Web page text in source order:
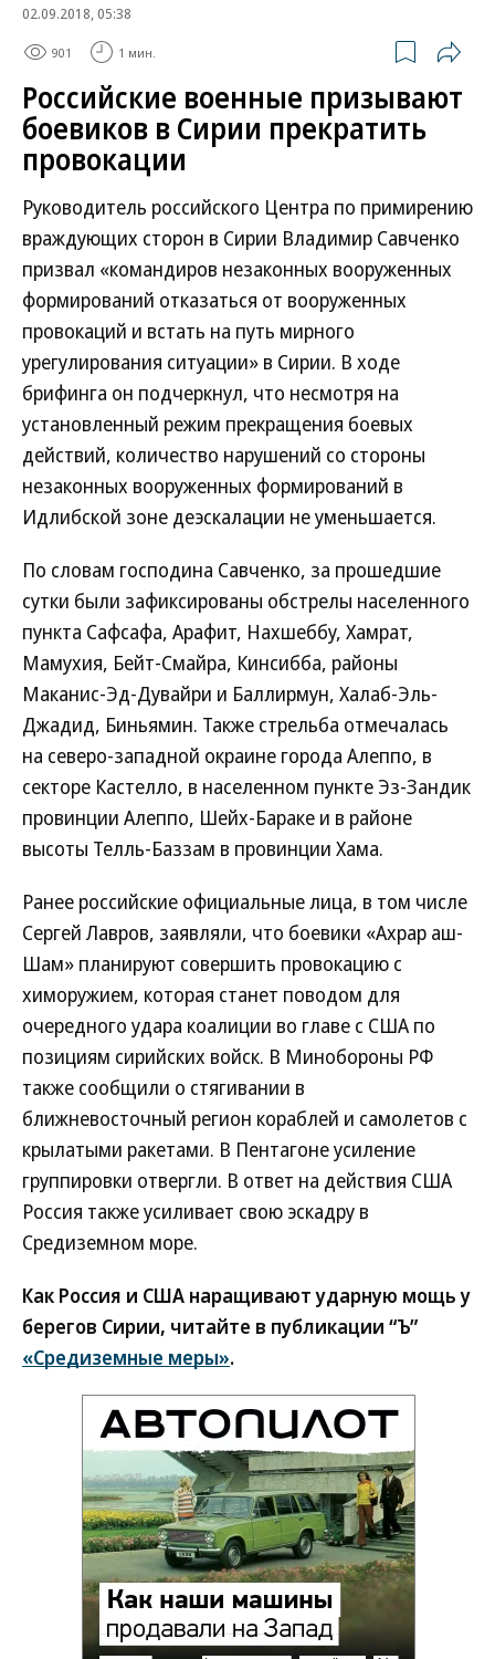
02.09.2018, 05:38
901 1 мин.
Российские военные призывают
боевиков в Сирии прекратить
провокации
Руководитель российского Центра по примирению
враждующих сторон в Сирии Владимир Савченко
призвал «командиров незаконных вооруженных
формирований отказаться от вооруженных
провокаций и встать на путь мирного
урегулирования ситуации» в Сирии. В ходе
брифинга он подчеркнул, что несмотря на
установленный режим прекращения боевых
действий, количество нарушений со стороны
незаконных вооруженных формирований в
Идлибской зоне деэскалации не уменьшается.
По словам господина Савченко, за прошедшие
сутки были зафиксированы обстрелы населенного
пункта Сафсафа, Арафит, Нахшеббу, Хамрат,
Мамухия, Бейт-Смайра, Кинсибба, районы
Маканис-Эд-Дувайри и Баллирмун, Халаб-Эль-
Джадид, Биньямин. Также стрельба отмечалась
на северо-западной окраине города Алеппо, в
секторе Кастелло, в населенном пункте Эз-Зандик
провинции Алеппо, Шейх-Бараке и в районе
высоты Телль-Баззам в провинции Хама.
Ранее российские официальные лица, в том числе
Сергей Лавров, заявляли, что боевики «Ахрар аш-
Шам» планируют совершить провокацию с
химоружием, которая станет поводом для
очередного удара коалиции во главе с США по
позициям сирийских войск. В Минобороны РФ
также сообщили о стягивании в
ближневосточный регион кораблей и самолетов с
крылатыми ракетами. В Пентагоне усиление
группировки отвергли. В ответ на действия США
Россия также усиливает свою эскадру в
Средиземном море.
Как Россия и США наращивают ударную мощь у
берегов Сирии, читайте в публикации “Ъ”
«Средиземные меры».